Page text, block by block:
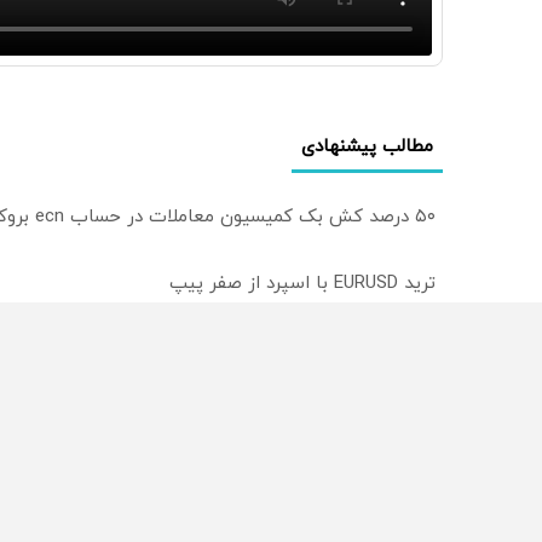
مطالب پیشنهادی
۵۰ درصد کش بک کمیسیون معاملات در حساب ecn بروکر اینوسلو
ترید EURUSD با اسپرد از صفر پیپ